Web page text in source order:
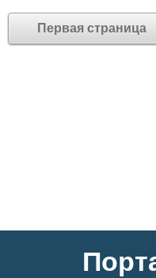
Первая страница